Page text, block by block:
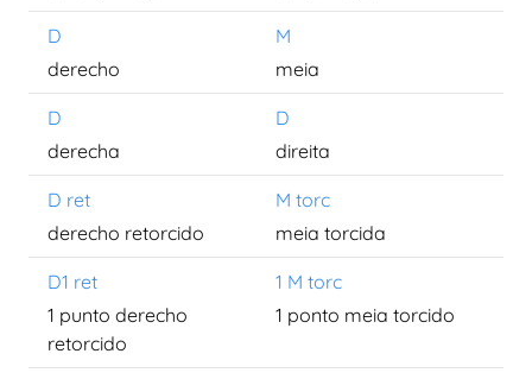
D
M
derecho
meia
D
D
derecha
direita
D ret
M torc
derecho retorcido
meia torcida
D1 ret
1 M torc
1 punto derecho
retorcido
1 ponto meia torcido